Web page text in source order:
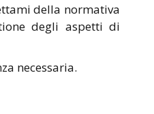
della normativa
degli aspetti di
necessaria.